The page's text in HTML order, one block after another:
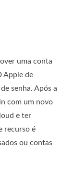
uma conta
Apple de
senha. Após a
com um novo
e ter
recurso é
ou contas